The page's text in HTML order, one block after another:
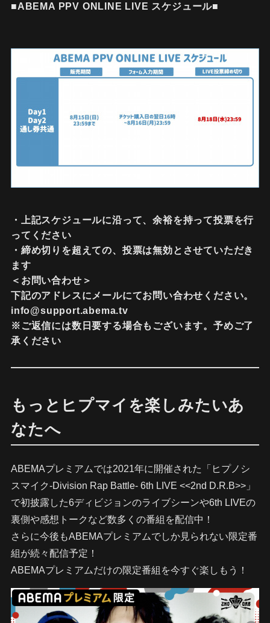
■ABEMA PPV ONLINE LIVE スケジュール■
・上記スケジュールに沿って、余裕を持って投票を行
ってください
・締め切りを超えての、投票は無効とさせていただき
ます
＜お問い合わせ＞
下記のアドレスにメールにてお問い合わせください。
info@support.abema.tv
※ご返信には数日要する場合もございます。予めご了
承ください
もっとヒプマイを楽しみたいあ
なたへ
ABEMAプレミアムでは2021年に開催された「ヒプノシ
スマイク-Division Rap Battle- 6th LIVE <<2nd D.R.B>>」
で初披露した6ディビジョンのライブシーンや6th LIVEの
裏側や感想トークなど数多くの番組を配信中！
さらに今後もABEMAプレミアムでしか見られない限定番
組が続々配信予定！
ABEMAプレミアムだけの限定番組を今すぐ楽しもう！